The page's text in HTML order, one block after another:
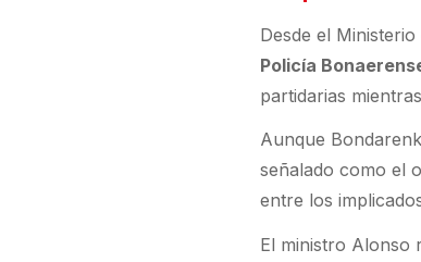
Desde el
Policía
partidarias
Aunque
señalado como el
entre los
El ministro Alonso